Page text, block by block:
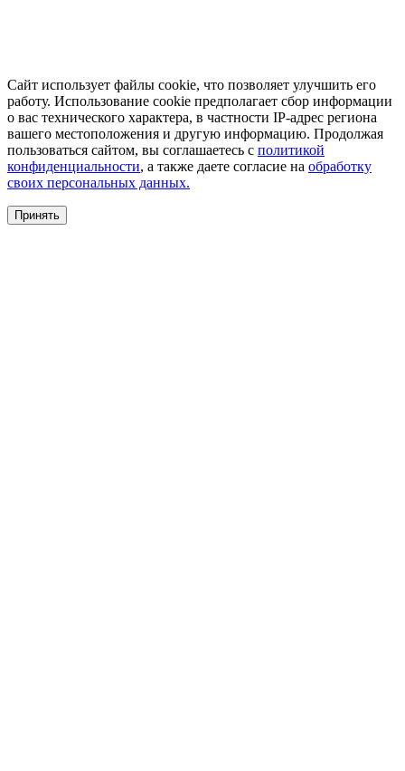
Сайт использует файлы cookie, что позволяет улучшить его
работу. Использование cookie предполагает сбор информации
о вас технического характера, в частности IP-адрес региона
вашего местоположения и другую информацию. Продолжая
пользоваться сайтом, вы соглашаетесь с политикой
конфиденциальности, а также даете согласие на обработку
своих персональных данных.
Принять